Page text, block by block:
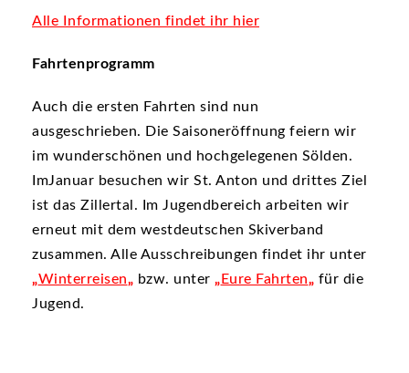
Alle Informationen findet ihr hier
Fahrtenprogramm
Auch die ersten Fahrten sind nun
ausgeschrieben. Die Saisoneröffnung feiern wir
im wunderschönen und hochgelegenen Sölden.
ImJanuar besuchen wir St. Anton und drittes Ziel
ist das Zillertal. Im Jugendbereich arbeiten wir
erneut mit dem westdeutschen Skiverband
zusammen. Alle Ausschreibungen findet ihr unter
„Winterreisen„ bzw. unter „ Eure Fahrten„ für die
Jugend.